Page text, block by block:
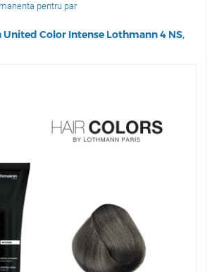
pentru par
Color Intense Lothmann 4 NS,